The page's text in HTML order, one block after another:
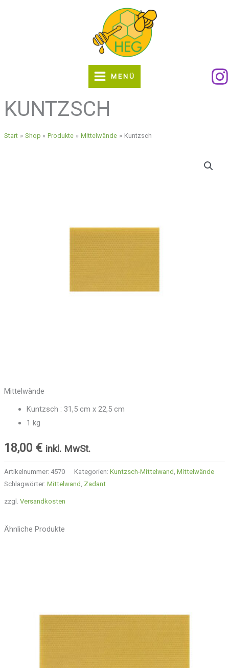
MENÜ
KUNTZSCH
Start Shop Produkte Mittelwände Kuntzsch
Mittelwände
Kuntzsch : 31,5 cm x 22,5 cm
1 kg
18,00 € inkl. MwSt.
Artikelnummer: 4570 Kategorien: Kuntzsch-Mittelwand Mittelwände
Schlagwörter: Mittelwand Zadant
zzgl. Versandkosten
Ähnliche Produkte